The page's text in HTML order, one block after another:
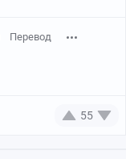
Перевод
55